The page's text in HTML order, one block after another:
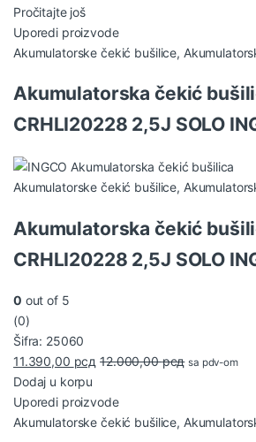
Pročitajte još
Uporedi proizvode
Akumulatorske čekić bušilice,
Akumulatorska čekić
CRHLI20228 2,5J SOLO
Akumulatorske čekić bušilice,
Akumulatorska čekić
CRHLI20228 2,5J SOLO
0 out of 5
(0)
Šifra: 25060
11.390,00 рсд 12.000,00рсд sa pdv-om
Dodaj u korpu
Uporedi proizvode
Akumulatorske čekić bušilice,